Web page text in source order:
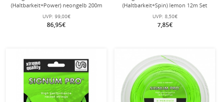
(Haltbarkeit+Power) neongelb 200m
Rolle
UVP: 99,00€
86,95€
(Haltbarkeit+Spin) lemon 12m Set
UVP: 8,50€
7,85€